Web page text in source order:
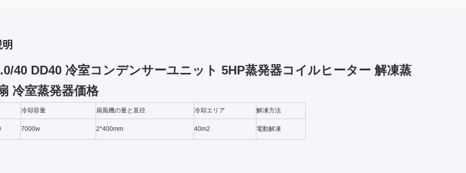
40 DD40 冷室コンデンサーユニット 5HP蒸発器コイルヒーター 解凍蒸
冷室蒸発器価格
冷却容量 扇風機の量と直径 冷却エリア 解凍方法
7000w 2*400mm 40m2 電動解凍